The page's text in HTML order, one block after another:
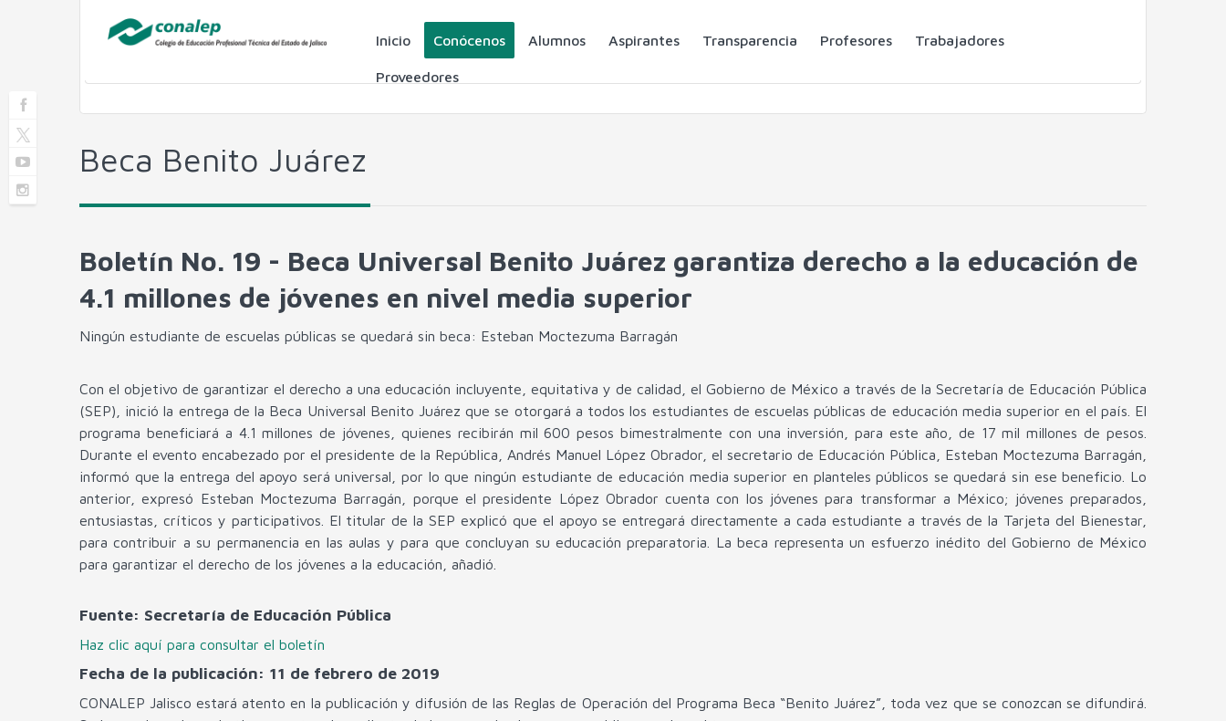
Inicio Conócenos Alumnos Aspirantes Transparencia Profesores Trabajadores
Proveedores
Beca Benito Juárez
Boletín No. 19 - Beca Universal Benito Juárez garantiza derecho a la educación de
4.1 millones de jóvenes en nivel media superior
Ningún estudiante de escuelas públicas se quedará sin beca: Esteban Moctezuma Barragán
Con el objetivo de garantizar el derecho a una educación incluyente, equitativa y de calidad, el Gobierno de México a través de la Secretaría de Educación Pública
(SEP), inició la entrega de la Beca Universal Benito Juárez que se otorgará a todos los estudiantes de escuelas públicas de educación media superior en el país. El
programa beneficiará a 4.1 millones de jóvenes, quienes recibirán mil 600 pesos bimestralmente con una inversión, para este año, de 17 mil millones de pesos.
Durante el evento encabezado por el presidente de la República, Andrés Manuel López Obrador, el secretario de Educación Pública, Esteban Moctezuma Barragán,
informó que la entrega del apoyo será universal, por lo que ningún estudiante de educación media superior en planteles públicos se quedará sin ese beneficio. Lo
anterior, expresó Esteban Moctezuma Barragán, porque el presidente López Obrador cuenta con los jóvenes para transformar a México; jóvenes preparados,
entusiastas, críticos y participativos. El titular de la SEP explicó que el apoyo se entregará directamente a cada estudiante a través de la Tarjeta del Bienestar,
para contribuir a su permanencia en las aulas y para que concluyan su educación preparatoria. La beca representa un esfuerzo inédito del Gobierno de México
para garantizar el derecho de los jóvenes a la educación, añadió.
Fuente: Secretaría de Educación Pública
Haz clic aquí para consultar el boletín
Fecha de la publicación: 11 de febrero de 2019
CONALEP Jalisco estará atento en la publicación y difusión de las Reglas de Operación del Programa Beca “Benito Juárez”, toda vez que se conozcan se difundirá.